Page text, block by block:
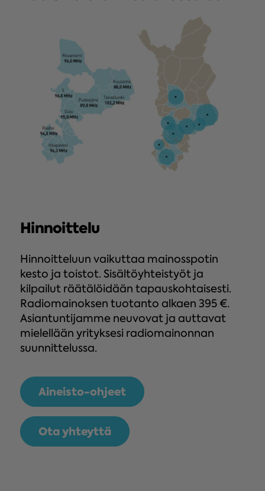
Hinnoittelu
Hinnoitteluun vaikuttaa mainosspotin
kesto ja toistot. Sisältöyhteistyöt ja
kilpailut räätälöidään tapauskohtaisesti.
Radiomainoksen tuotanto alkaen 395 €.
Asiantuntijamme neuvovat ja auttavat
mielellään yrityksesi radiomainonnan
suunnittelussa.
Aineisto-ohjeet
Ota yhteyttä